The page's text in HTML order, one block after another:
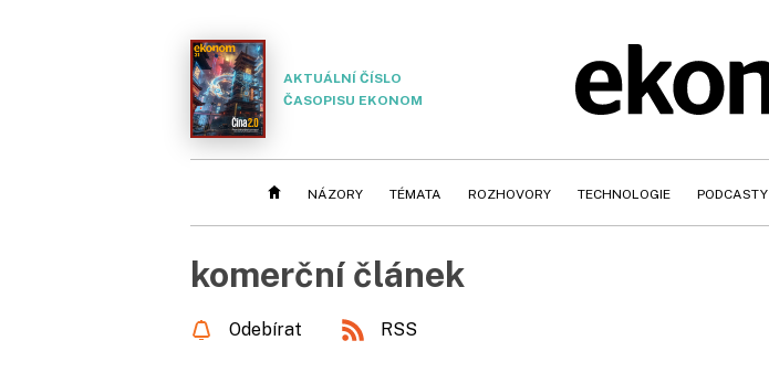
AKTUÁLNÍ ČÍSLO
ČASOPISU EKONOM
NÁZORY TÉMATA ROZHOVORY TECHNOLOGIE PODCASTY
komerční článek
Odebírat RSS